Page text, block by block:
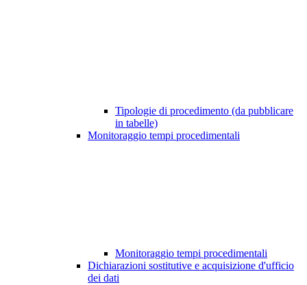
Tipologie di procedimento (da pubblicare
in tabelle)
Monitoraggio tempi procedimentali
Monitoraggio tempi procedimentali
Dichiarazioni sostitutive e acquisizione d'ufficio
dei dati